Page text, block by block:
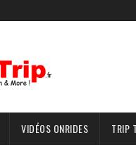
VIDÉOS ONRIDES TRIP